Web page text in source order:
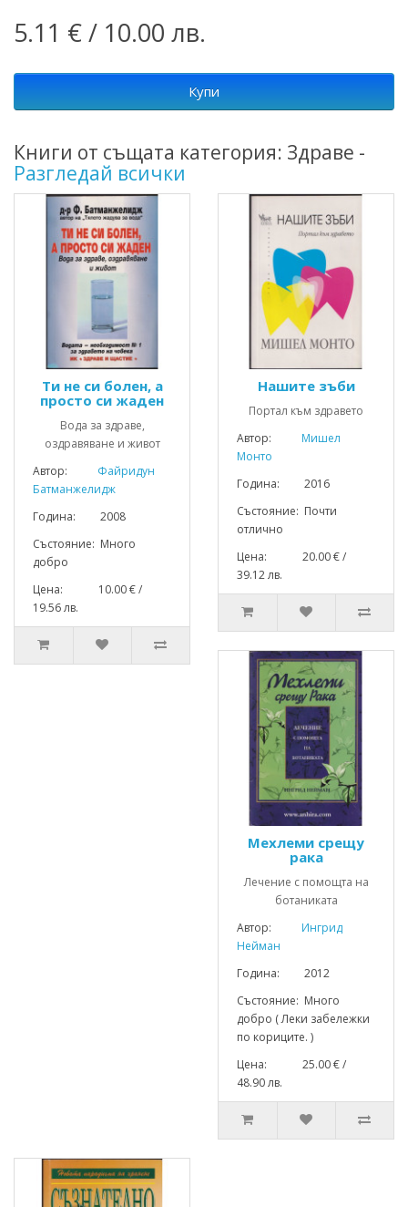
5.11 € / 10.00 лв.
Купи
Книги от същата категория: Здраве -
Разгледай всички
Ти не си болен, а
просто си жаден
Вода за здраве,
оздравяване и живот
Автор:
Файридун
Батманжелидж
Година: 2008
Състояние: Много
добро
Цена: 10.00 € /
19.56 лв.
Нашите зъби
Портал към здравето
Автор:
Мишел
Монто
Година: 2016
Състояние: Почти
отлично
Цена: 20.00 € /
39.12 лв.
Мехлеми срещу
рака
Лечение с помощта на
ботаниката
Автор:
Ингрид
Нейман
Година: 2012
Състояние: Много
добро ( Леки забележки
по кориците. )
Цена: 25.00 € /
48.90 лв.